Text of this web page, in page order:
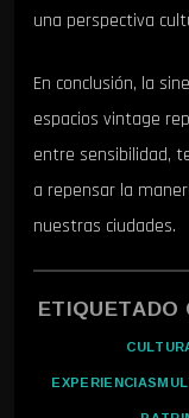
una perspectiva
En conclusión, la
espacios vintage
entre sensibilidad,
a repensar la
nuestras ciudades.
ETIQUETADO